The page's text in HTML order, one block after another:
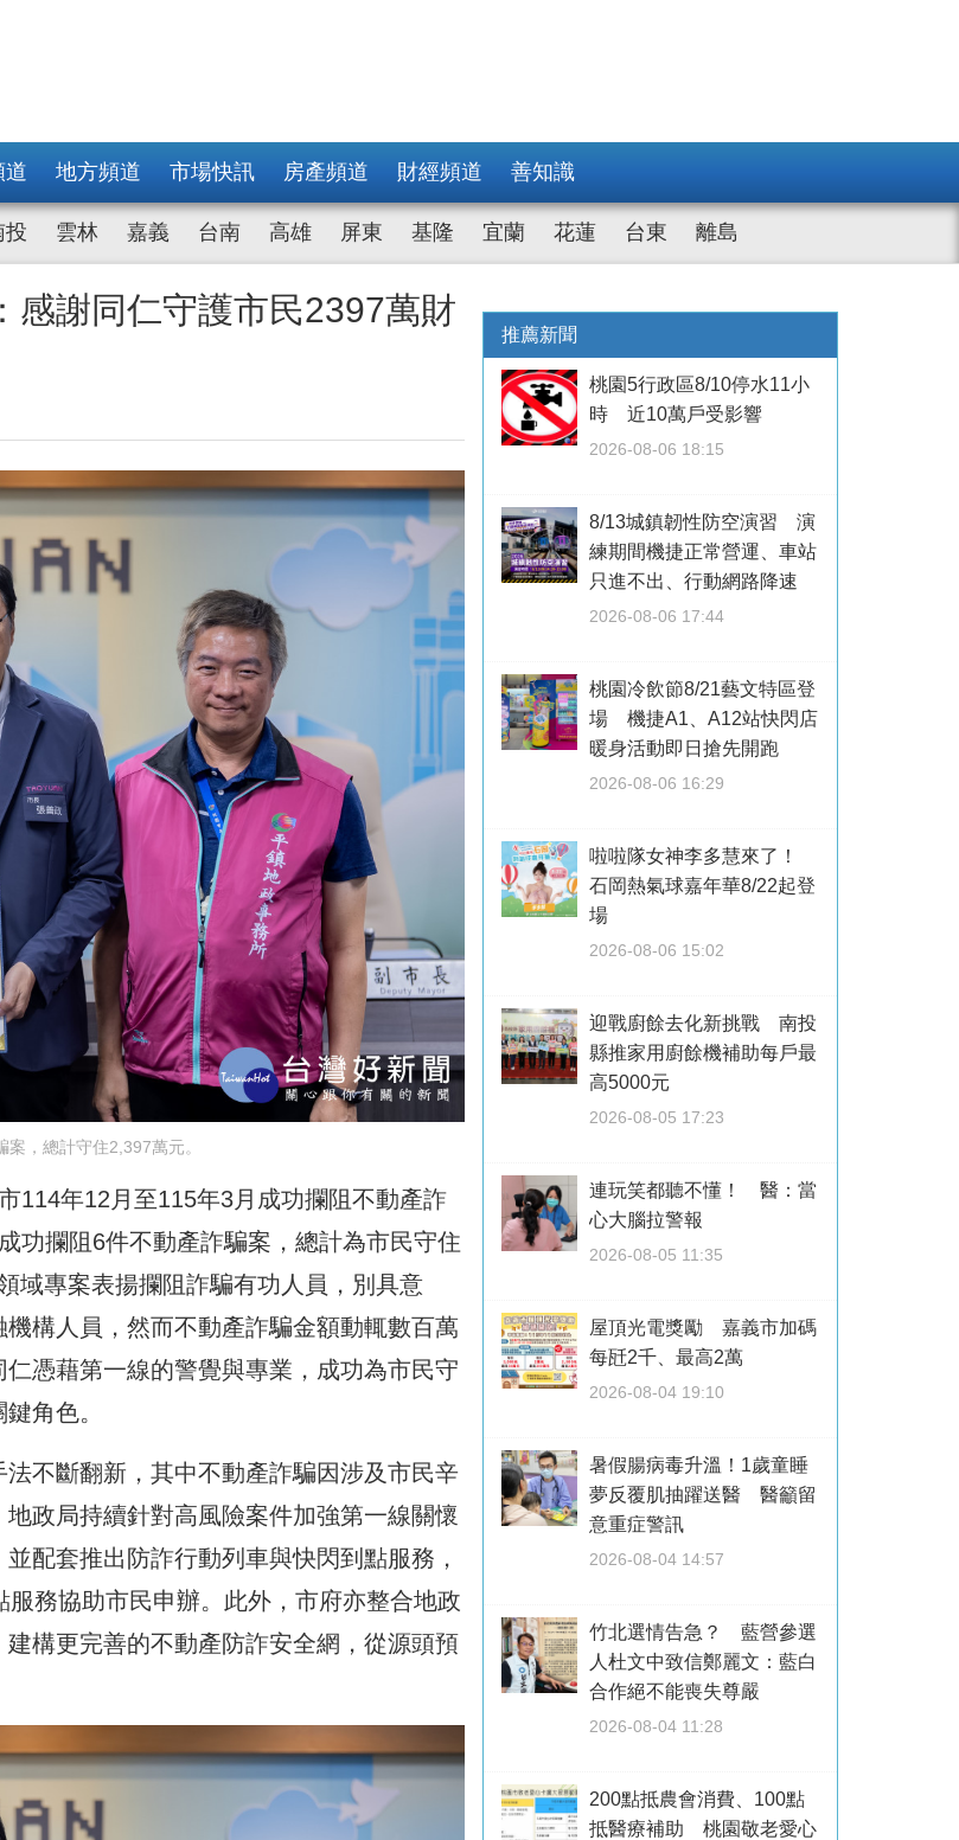
道 地方頻道 市場快訊 房產頻道 財經頻道 善知識
投 雲林 嘉義 台南 高雄 屏東 基隆 宜蘭 花蓮 台東 離島
謝同仁守護市民2397萬財
，總計守住2,397萬元。
114年12月至115年3月成功攔阻不動產詐
功攔阻6件不動產詐騙案，總計為市民守住
域專案表揚攔阻詐騙有功人員，別具意
構人員，然而不動產詐騙金額動輒數百萬
憑藉第一線的警覺與專業，成功為市民守
角色。
不斷翻新，其中不動產詐騙因涉及市民辛
政局持續針對高風險案件加強第一線關懷
配套推出防詐行動列車與快閃到點服務，
務協助市民申辦。此外，市府亦整合地政
構更完善的不動產防詐安全網，從源頭預
推薦新聞
桃園5行政區8/10停水11小
時 近10萬戶受影響
2026-08-06 18:15
8/13城鎮韌性防空演習 演
練期間機捷正常營運、車站
只進不出、行動網路降速
2026-08-06 17:44
桃園冷飲節8/21藝文特區登
場 機捷A1、A12站快閃店
暖身活動即日搶先開跑
2026-08-06 16:29
啦啦隊女神李多慧來了！
石岡熱氣球嘉年華8/22起登
場
2026-08-06 15:02
迎戰廚餘去化新挑戰 南投
縣推家用廚餘機補助每戶最
高5000元
2026-08-05 17:23
連玩笑都聽不懂！ 醫：當
心大腦拉警報
2026-08-05 11:35
屋頂光電獎勵 嘉義市加碼
每瓩2千、最高2萬
2026-08-04 19:10
暑假腸病毒升溫！1歲童睡
夢反覆肌抽躍送醫 醫籲留
意重症警訊
2026-08-04 14:57
竹北選情告急？ 藍營參選
人杜文中致信鄭麗文：藍白
合作絕不能喪失尊嚴
2026-08-04 11:28
200點抵農會消費、100點
抵醫療補助 桃園敬老愛心